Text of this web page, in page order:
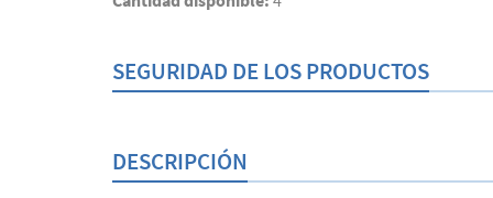
SEGURIDAD DE LOS PRODUCTOS
DESCRIPCIÓN